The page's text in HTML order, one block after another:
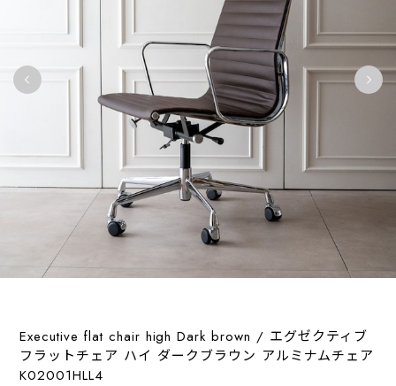
Executive flat chair high Dark brown / エグゼクティブ
フラットチェア ハイ ダークブラウン アルミナムチェア
K02001HLL4